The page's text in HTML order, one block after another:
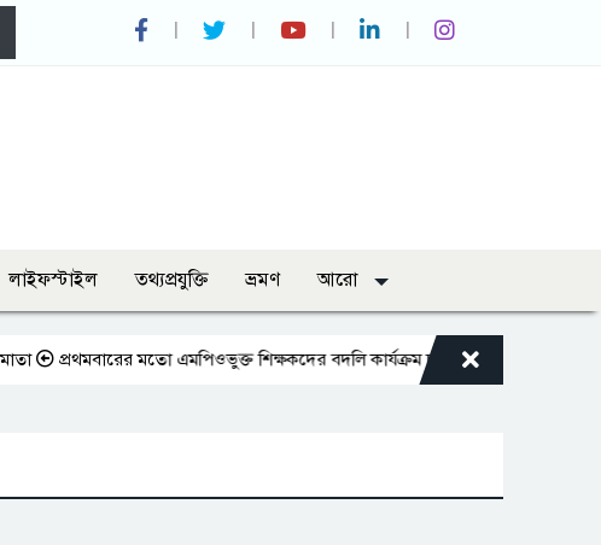
লাইফস্টাইল তথ্যপ্রযুক্তি ভ্রমণ আরো
প্রথমবারের মতো এমপিওভুক্ত শিক্ষকদের বদলি কার্যক্রম চালু ভারপ্রাপ্ত রাষ্ট্রপতিকে